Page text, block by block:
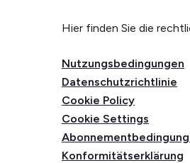
Hier finden Sie die
Nutzungsbedingungen
Datenschutzrichtlinie
Cookie Policy
Cookie Settings
Konformitätserklärung